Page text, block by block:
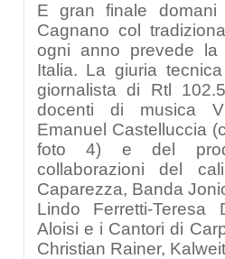
E gran finale
Cagnano col
ogni anno prevede
Italia. La giuria
giornalista di Rtl
docenti di musica
Emanuel Castelluccia
foto 4) e del
collaborazioni del
Caparezza, Banda
Lindo Ferretti-Teresa
Aloisi e i Cantori di
Christian Rainer,